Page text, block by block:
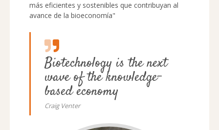
más eficientes y sostenibles que contribuyan al
avance de la bioeconomía"
Biotechnology is the next
wave of the knowledge-
based economy
Craig Venter